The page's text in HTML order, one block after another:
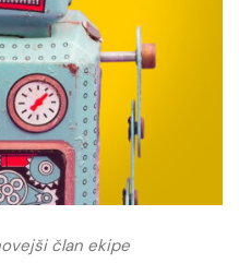
član ekipe